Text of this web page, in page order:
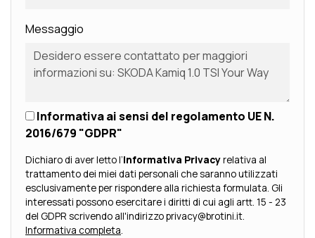
Messaggio
Informativa ai sensi del regolamento UE N.
2016/679 "GDPR"
Dichiaro di aver letto l’Informativa Privacyrelativa al
trattamento dei miei dati personali che saranno utilizzati
esclusivamente per rispondere alla richiesta formulata. Gli
interessati possono esercitare i diritti di cui agli artt. 15 - 23
del GDPR scrivendo all'indirizzo privacy@brotini.it.
Informativa completa.